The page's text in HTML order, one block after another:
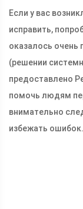
Если у вас
исправить,
оказалось
(решении
предоставлено
помочь людям
внимательно
избежать ошибок.